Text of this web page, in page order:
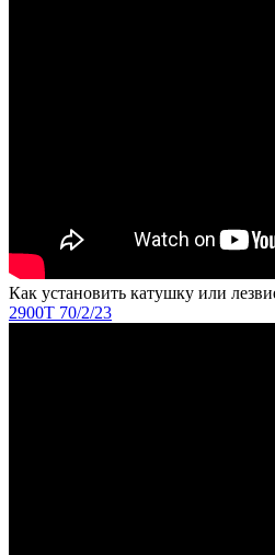
Как установить катушку или
2900T 70/2/23